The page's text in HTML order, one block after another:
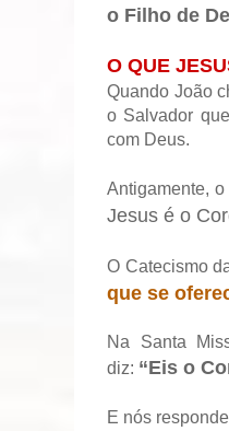
o Filho de
O QUE
Quando João
o Salvador
com Deus.
Antigamente,
Jesus é o
O Catecismo
que se
Na Santa
diz: “Eis o
E nós